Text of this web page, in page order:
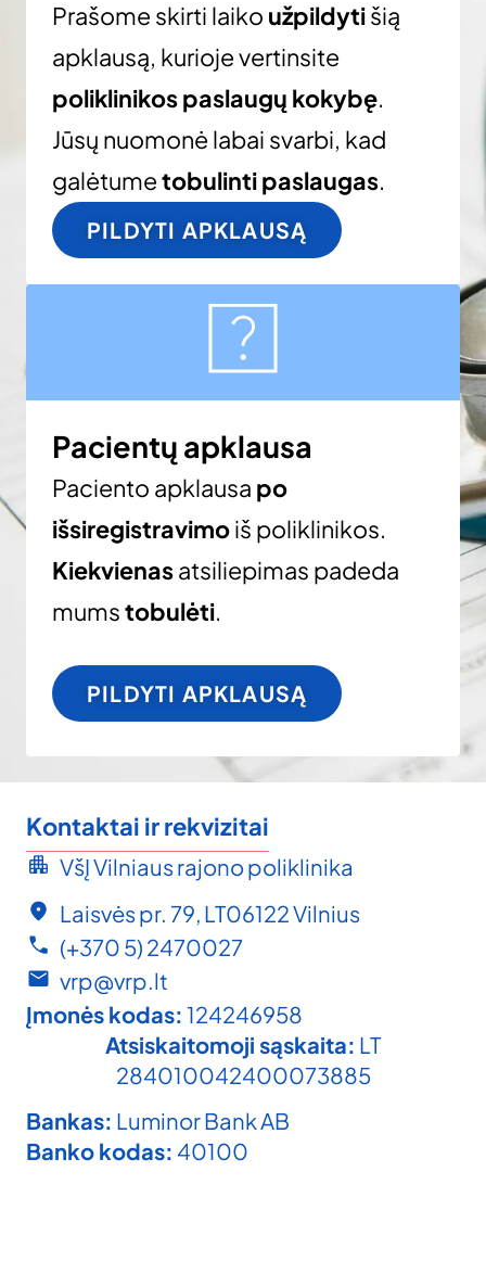
Prašome skirti laiko užpildytišią
apklausą, kurioje vertinsite
poliklinikos paslaugų kokybę.
Jūsų nuomonė labai svarbi, kad
galėtumetobulinti paslaugas.
PILDYTI APKLAUSĄ
Pacientų apklausa
Paciento apklausa po
išsiregistravimoiš poliklinikos.
Kiekvienasatsiliepimas padeda
mumstobulėti.
PILDYTI APKLAUSĄ
Kontaktai ir rekvizitai
VšĮ Vilniaus rajono poliklinika
Laisvės pr. 79, LT06122 Vilnius
(+370 5) 2470027
vrp@vrp.lt
Įmonės kodas: 124246958
Atsiskaitomoji sąskaita: LT
284010042400073885
Bankas: Luminor Bank AB
Banko kodas: 40100